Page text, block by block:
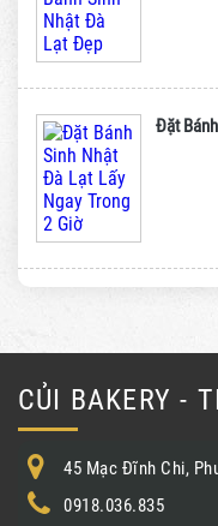
Đặt
CỦI BAKERY -
45 Mạc Đĩnh Chi,
0918.036.835